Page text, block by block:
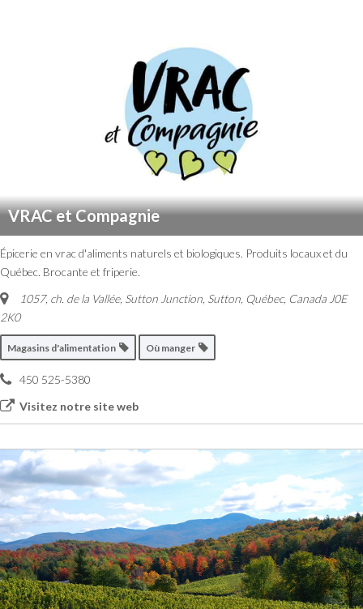
VRAC et Compagnie
Épicerie en vrac d'aliments naturels et biologiques. Produits locaux et du
Québec. Brocante et friperie.
1057, ch. de la Vallée, Sutton Junction Sutton, Québec, Canada J0E
2K0
Magasins d'alimentation Où manger
450 525-5380
Visitez notre site web